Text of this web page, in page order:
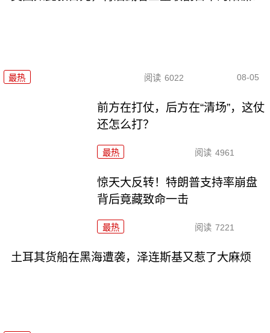
最热 阅读 6022 08-05
前方在打仗，后方在“清场”，这仗
还怎么打？
最热 阅读 4961
惊天大反转！特朗普支持率崩盘
背后竟藏致命一击
最热 阅读 7221
土耳其货船在黑海遭袭，泽连斯基又惹了大麻烦